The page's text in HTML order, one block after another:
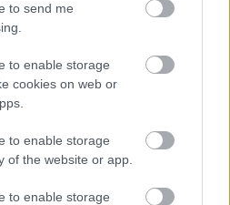
to send me
to enable storage
cookies on web or
to enable storage
of the website or app.
to enable storage
Ωφελεί την υγεία ο
ύπνος χωρίς μαξιλάρι;